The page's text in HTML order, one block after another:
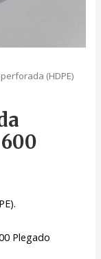
(HDPE)
Plegado